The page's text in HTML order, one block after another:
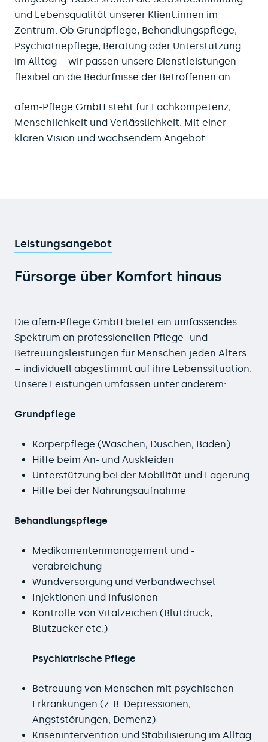
und Lebensqualität unserer Klient:innen im
Zentrum. Ob Grundpflege, Behandlungspflege,
Psychiatriepflege, Beratung oder Unterstützung
im Alltag – wir passen unsere Dienstleistungen
flexibel an die Bedürfnisse der Betroffenen an.
afem-Pflege GmbH steht für Fachkompetenz,
Menschlichkeit und Verlässlichkeit. Mit einer
klaren Vision und wachsendem Angebot.
Leistungsangebot
Fürsorge über Komfort hinaus
Die afem-Pflege GmbH bietet ein umfassendes
Spektrum an professionellen Pflege- und
Betreuungsleistungen für Menschen jeden Alters
– individuell abgestimmt auf ihre Lebenssituation.
Unsere Leistungen umfassen unter anderem:
Grundpflege
Körperpflege (Waschen, Duschen, Baden)
Hilfe beim An- und Auskleiden
Unterstützung bei der Mobilität und Lagerung
Hilfe bei der Nahrungsaufnahme
Behandlungspflege
Medikamentenmanagement und -
verabreichung
Wundversorgung und Verbandwechsel
Injektionen und Infusionen
Kontrolle von Vitalzeichen (Blutdruck,
Blutzucker etc.)
Psychiatrische Pflege
Betreuung von Menschen mit psychischen
Erkrankungen (z. B. Depressionen,
Angststörungen, Demenz)
Krisenintervention und Stabilisierung im Alltag